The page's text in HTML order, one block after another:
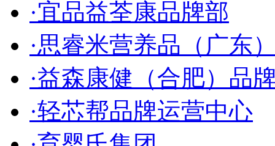
·宜品益荃康品牌部
·思睿米营养品（广东
·益森康健（合肥）品
·轻芯帮品牌运营中心